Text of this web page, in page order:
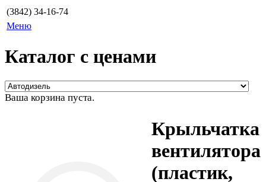
(3842) 34-16-74
Меню
Каталог с ценами
Ваша корзина пуста.
Крыльчатка
(пластик,